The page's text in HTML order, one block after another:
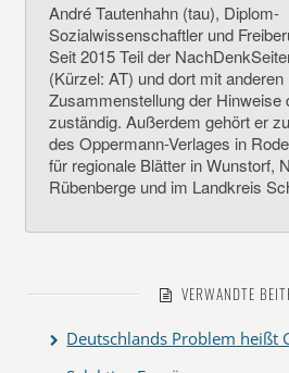
André Tautenhahn (tau), Diplom-
Sozialwissenschaftler und
Seit 2015 Teil der
(Kürzel: AT) und dort mit
Zusammenstellung der Hinweise
zuständig. Außerdem gehört er
des Oppermann-Verlages in
für regionale Blätter in Wunstorf,
Rübenberge und im Landkreis
VERWANDTE
Deutschlands Problem heißt